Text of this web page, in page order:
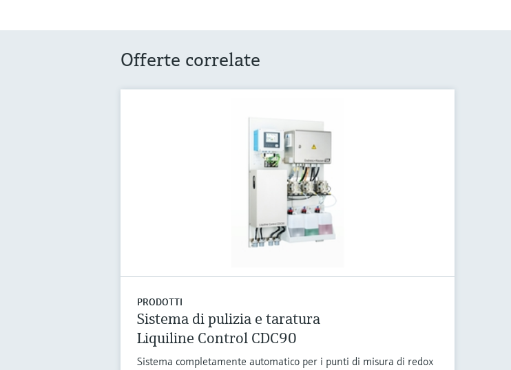
Offerte correlate
PRODOTTI
Sistema di pulizia e taratura
Liquiline Control CDC90
Sistema completamente automatico per i punti di misura di redox